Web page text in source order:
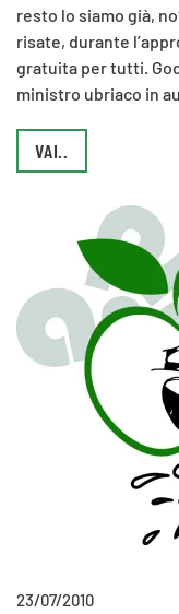
resto lo siamo già,
risate, durante
gratuita per tutti.
ministro ubriaco in
VAI..
23/07/2010